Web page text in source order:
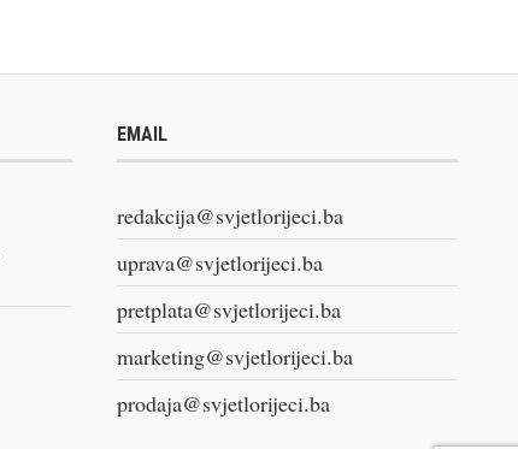
EMAIL
redakcija@svjetlorijeci.ba
uprava@svjetlorijeci.ba
pretplata@svjetlorijeci.ba
marketing@svjetlorijeci.ba
prodaja@svjetlorijeci.ba